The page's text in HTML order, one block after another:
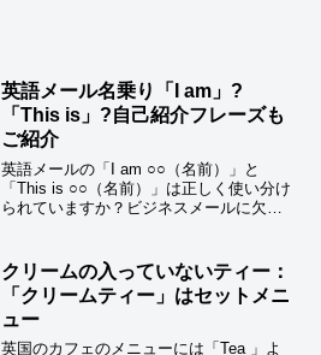
英語メール名乗り「I am」?
「This is」?自己紹介フレーズも
ご紹介
英語メールの「I am ○○（名前）」と
「This is ○○（名前）」は正しく使い分け
られていますか？ビジネスメールに欠か
解説。すぐに使える例文もチェック
クリームの入っていないティー：
「クリームティー」はセットメニ
ュー
英国のカフェのメニューには「Tea 」よ